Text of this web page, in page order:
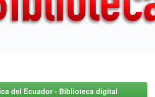
del Ecuador - Biblioteca digital